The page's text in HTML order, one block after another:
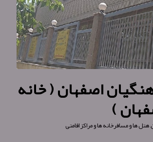
اصفهان ( خانه
)
,هتل ها و مسافرخانه ها و مراکز اقامتی